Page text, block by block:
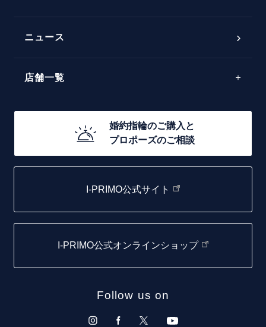
ラインメレ
モード
エレガント
30万円台～
20万円台～
10万円台～
ニュース
店舗一覧
函館店
取扱店)エヴァンスブライダル 旭川本店
青森店
弘前パークホテル店
婚約指輪のご購入と
プロポーズのご相談
I-PRIMO公式サイト
I-PRIMO公式オンラインショップ
Follow us on